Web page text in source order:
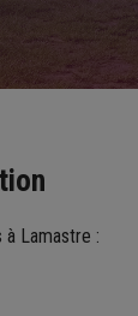
à Lamastre :